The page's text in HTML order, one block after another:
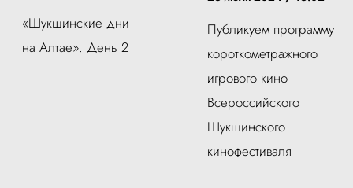
«Шукшинские дни
на Алтае». День 2
Публикуем программу
короткометражного
игрового кино
Всероссийского
Шукшинского
кинофестиваля